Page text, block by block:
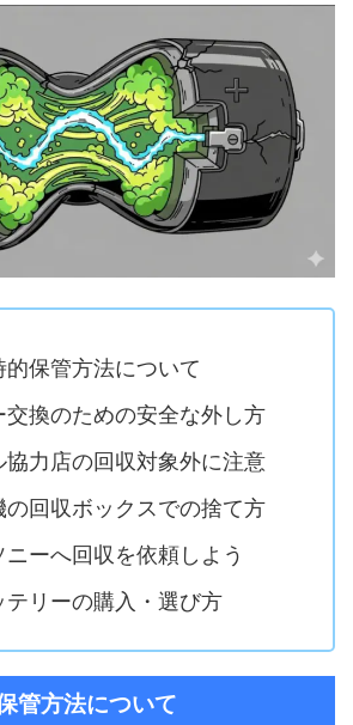
保管方法について
交換のための安全な外し方
協力店の回収対象外に注意
の回収ボックスでの捨て方
ーへ回収を依頼しよう
テリーの購入・選び方
管方法について